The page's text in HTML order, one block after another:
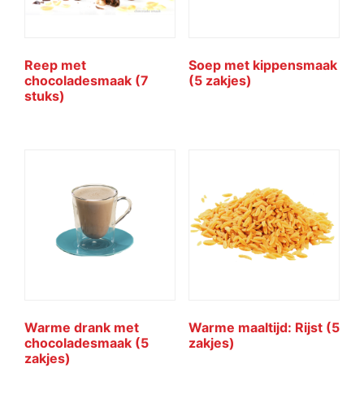
Reep met
chocoladesmaak (7
stuks)
Soep met kippensmaak
(5 zakjes)
Warme drank met
chocoladesmaak (5
zakjes)
Warme maaltijd: Rijst (5
zakjes)